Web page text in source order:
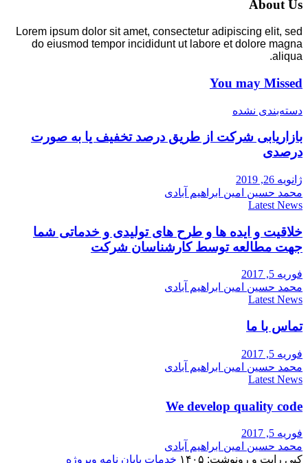
About Us
Lorem ipsum dolor sit amet, consectetur adipiscing elit, sed
do eiusmod tempor incididunt ut labore et dolore magna
aliqua.
You may Missed
دسته‌بندی نشده
بازاریابی شرکت از طریق درصد تخفیف یا به صورت
درصدی
ژانویه 26, 2019
محمد حسین امین ابراهیم آبادی
Latest News
خلاقیت و ایده ها و طرح های تولیدی و خدماتی شما
جهت مطالعه توسط کارشناسان شرکت
فوریه 5, 2017
محمد حسین امین ابراهیم آبادی
Latest News
تماس با ما
فوریه 5, 2017
محمد حسین امین ابراهیم آبادی
Latest News
We develop quality code
فوریه 5, 2017
محمد حسین امین ابراهیم آبادی
کپی رایت و رونوشت: ۱۴۰۵
خدمات پایان نامه وپروژه